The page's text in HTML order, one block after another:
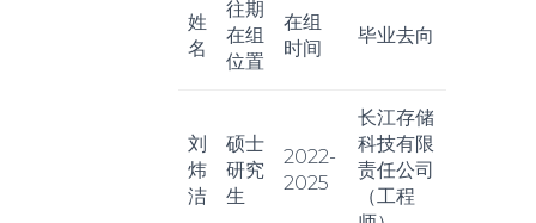
姓
名
往期
在组
位置
在组
时间
毕业去向
刘
炜
洁
硕士
研究
生
2022-
2025
长江存储
科技有限
责任公司
（工程